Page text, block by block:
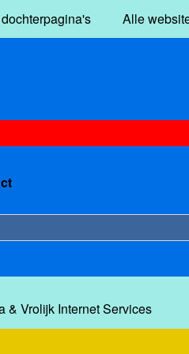
Alle
& Vrolijk Internet Services